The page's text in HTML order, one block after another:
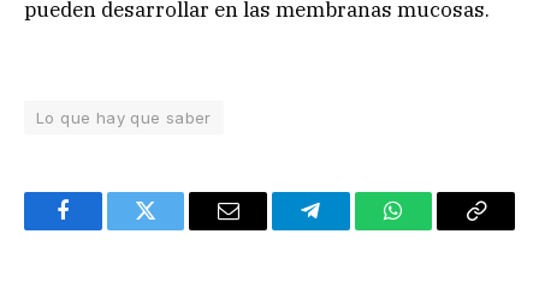
pueden desarrollar en las membranas mucosas.
Lo que hay que saber
FacebookTwitter Email TelegramWhatsAppCopy